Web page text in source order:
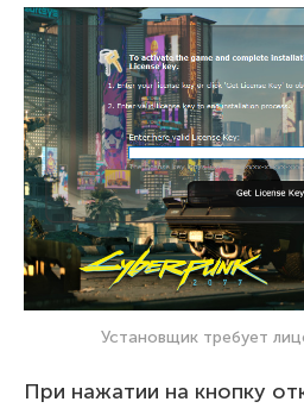
Установщик требует
При нажатии на кнопку